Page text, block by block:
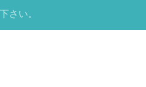
さい。